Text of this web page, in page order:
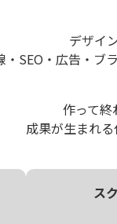
デザイ
・SEO・広告・ブ
作って終
成果が生まれる
ス